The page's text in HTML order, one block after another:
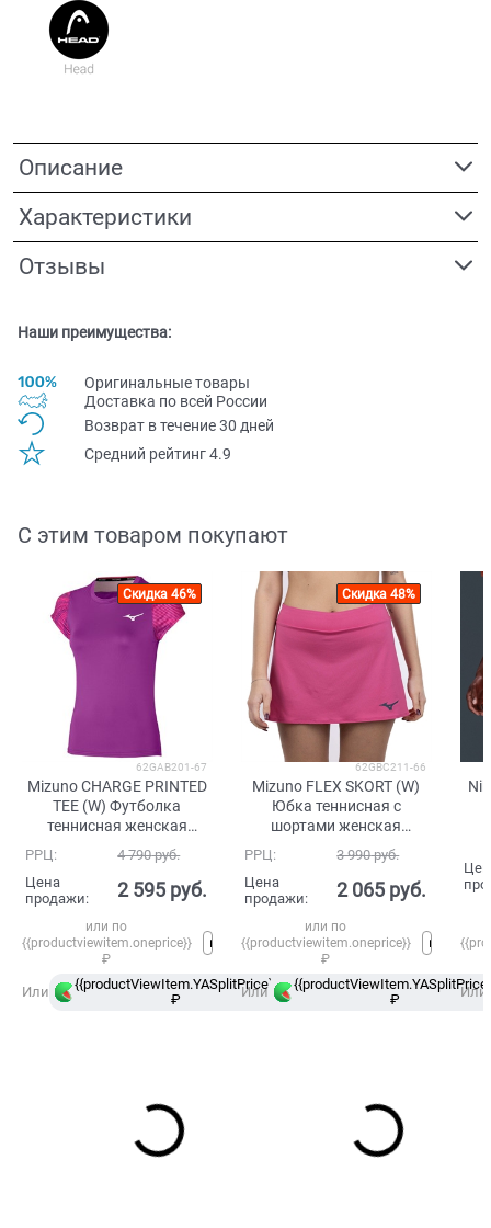
Описание
Характеристики
Отзывы
Наши преимущества:
Оригинальные товары
Доставка по всей Pоссии
Возврат в течение 30 дней
Средний рейтинг 4.9
С этим товаром покупают
Скидка 46%
62GAB201-67
Mizuno CHARGE PRINTED
TEE (W) Футболка
теннисная женская
РРЦ: 4 790 руб.
Цена
продажи:
2 595 руб.
или по
{{productviewitem.oneprice}}
₽
Или
{{productViewItem.YASplitPrice}}
₽
в
Сплит
Скидка 48%
62GBC211-66
Mizuno FLEX SKORT (W)
Юбка теннисная с
шортами женская
РРЦ: 3 990 руб.
Цена
продажи:
2 065 руб.
или по
{{productviewitem.oneprice}}
₽
Или
₽
Или